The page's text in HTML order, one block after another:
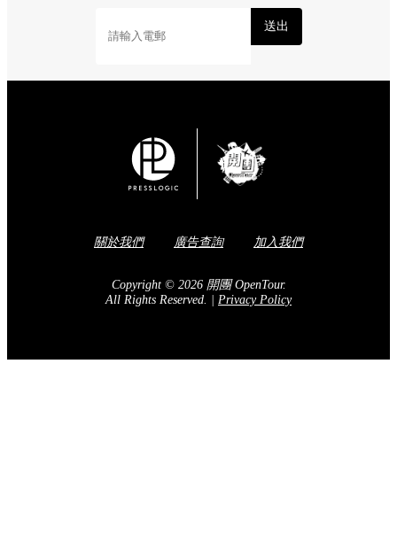
送出
關於我們 廣告查詢 加入我們
Copyright © 2026 開團 OpenTour.
All Rights Reserved. | Privacy Policy